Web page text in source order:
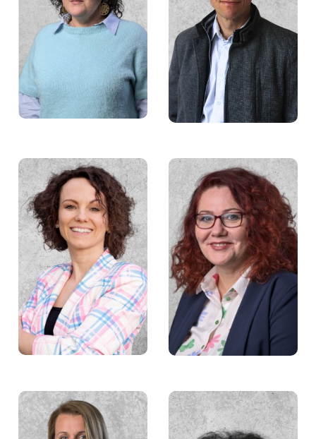
Małgorzata Guz Łukasz Pisarski
Agnieszka Jaksa Ewa Mazurek